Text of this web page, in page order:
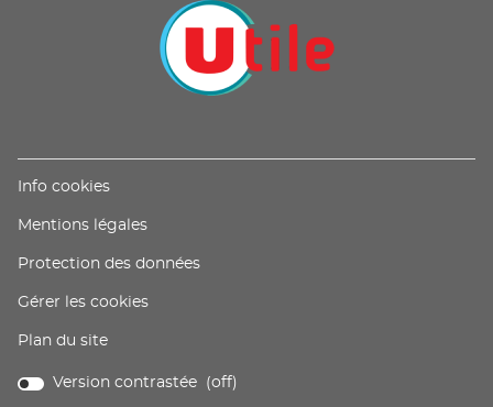
U
PROXIMITÉ
UTILE
Info cookies(ouvre
une
fenêtre)
Mentions légales(ouvre
une
fenêtre)
Protection des données(ouvre
Gérer les cookies
Plan du site
Version contrastée (off)